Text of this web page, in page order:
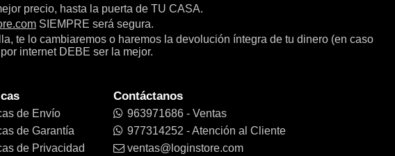
precio, hasta la puerta de TU CASA.
SIEMPRE será segura.
te lo cambiaremos o haremos la devolución íntegra de tu dinero (en caso
internet DEBE ser la mejor.
de Envío
de Garantía
de Privacidad
Contáctanos
963971686 - Ventas
977314252 - Atención al Cliente
ventas@loginstore.com